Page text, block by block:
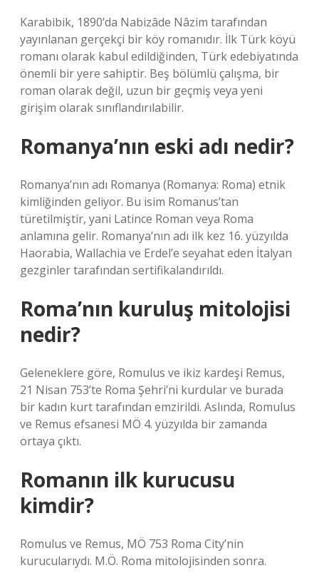
Karabibik, 1890’da Nabizâde Nâzim tarafından
yayınlanan gerçekçi bir köy romanıdır. İlk Türk köyü
romanı olarak kabul edildiğinden, Türk edebiyatında
önemli bir yere sahiptir. Beş bölümlü çalışma, bir
roman olarak değil, uzun bir geçmiş veya yeni
girişim olarak sınıflandırılabilir.
Romanya’nın eski adı nedir?
Romanya’nın adı Romanya (Romanya: Roma) etnik
kimliğinden geliyor. Bu isim Romanus’tan
türetilmiştir, yani Latince Roman veya Roma
anlamına gelir. Romanya’nın adı ilk kez 16. yüzyılda
Haorabia, Wallachia ve Erdel’e seyahat eden İtalyan
gezginler tarafından sertifikalandırıldı.
Roma’nın kuruluş mitolojisi
nedir?
Geleneklere göre, Romulus ve ikiz kardeşi Remus,
21 Nisan 753’te Roma Şehri’ni kurdular ve burada
bir kadın kurt tarafından emzirildi. Aslında, Romulus
ve Remus efsanesi MÖ 4. yüzyılda bir zamanda
ortaya çıktı.
Romanın ilk kurucusu
kimdir?
Romulus ve Remus, MÖ 753 Roma City’nin
kurucularıydı. M.Ö. Roma mitolojisinden sonra.